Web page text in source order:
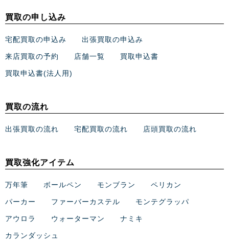
買取の申し込み
宅配買取の申込み 出張買取の申込み
来店買取の予約 店舗一覧 買取申込書
買取申込書(法人用)
買取の流れ
出張買取の流れ 宅配買取の流れ 店頭買取の流れ
買取強化アイテム
万年筆 ボールペン モンブラン ペリカン
パーカー ファーバーカステル モンテグラッパ
アウロラ ウォーターマン ナミキ
カランダッシュ